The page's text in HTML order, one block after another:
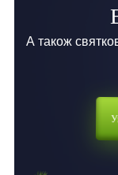
А також